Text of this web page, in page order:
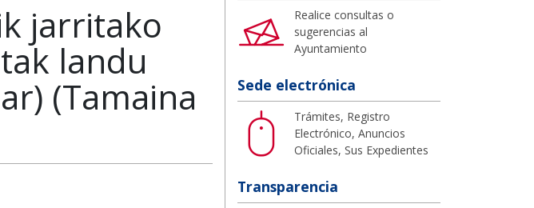
jarritako
landu
(Tamaina
Realice consultas o
sugerencias al
Ayuntamiento
Sede electrónica
Trámites, Registro
Electrónico, Anuncios
Oficiales, Sus Expedientes
Transparencia